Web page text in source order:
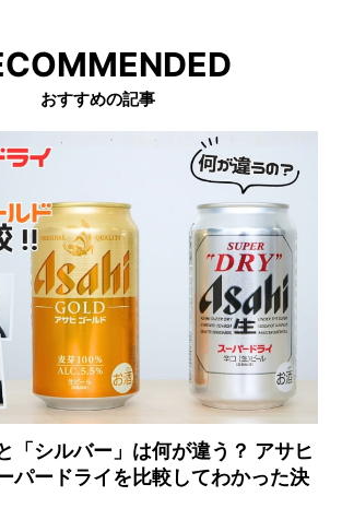
おすすめの記事
「シルバー」は何が違う？ アサヒ
パードライを比較してわかった決